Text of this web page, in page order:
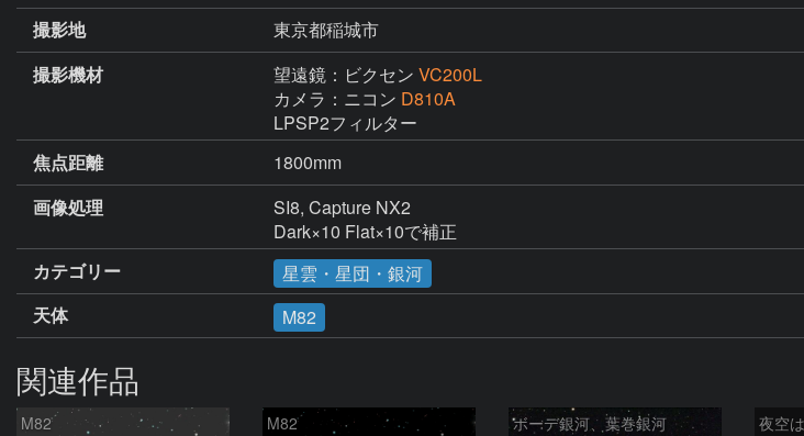
撮影地
東京都稲城市
撮影機材
望遠鏡：ビクセン VC200L
カメラ：ニコン D810A
LPSP2フィルター
焦点距離
1800mm
画像処理
SI8, Capture NX2
Dark×10 Flat×10で補正
カテゴリー
星雲・星団・銀河
天体
M82
関連作品
M82 M82 ボーデ銀河、葉巻銀河